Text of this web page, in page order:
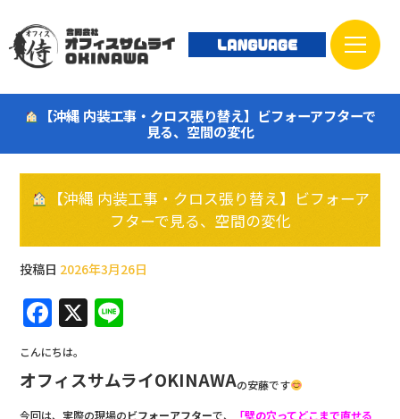
【沖縄 内装工事・クロス張り替え】ビフォーアフターで
見る、空間の変化
【沖縄 内装工事・クロス張り替え】ビフォーア
フターで見る、空間の変化
投稿日 2026年3月26日
F
a
c
e
X
e
こんにちは。
オフィスサムライOKINAWAの安藤です
今回は、実際の現場のビフォーアフターで、
「壁の穴ってどこまで直せる